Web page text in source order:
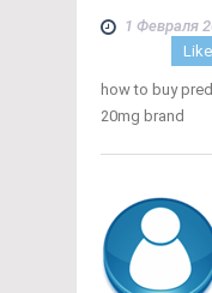
1 Февраля
Like
how to buy
20mg brand